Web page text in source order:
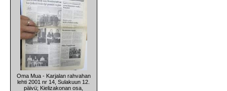
Oma Mua - Karjalan rahvahan
lehti 2001 nr 14, Sulakuun 12.
päivü; Kielizakonan osa,